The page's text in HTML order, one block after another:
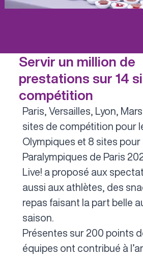
Servir un million de
prestations sur 14
compétition
Paris, Versailles, Lyon,
sites de compétition pour
Olympiques et 8 sites pour
Paralympiques de Paris
Live! a proposé aux
aussi aux athlètes, des
repas faisant la part belle
saison.
Présentes sur 200 points
équipes ont contribué à